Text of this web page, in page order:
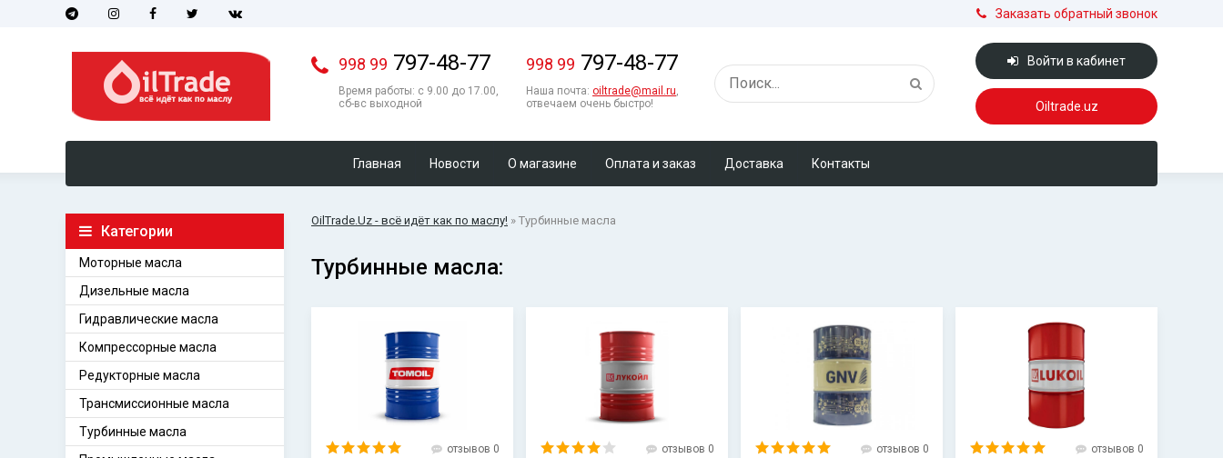
Заказать обратный звонок
998 99 797-48-77
Время работы: с 9.00 до 17.00,
сб-вс выходной
998 99 797-48-77
Наша почта: oiltrade@mail.ru,
отвечаем очень быстро!
Войти в кабинет
Oiltrade.uz
Главная Новости О магазине Оплата и заказ Доставка Контакты
Категории
Моторные масла
Дизельные масла
Гидравлические масла
Компрессорные масла
Редукторные масла
Трансмиссионные масла
Турбинные масла
OilTrade.Uz - всё идёт как по маслу! » Турбинные масла
Турбинные масла:
отзывов 0 отзывов 0 отзывов 0 отзывов 0